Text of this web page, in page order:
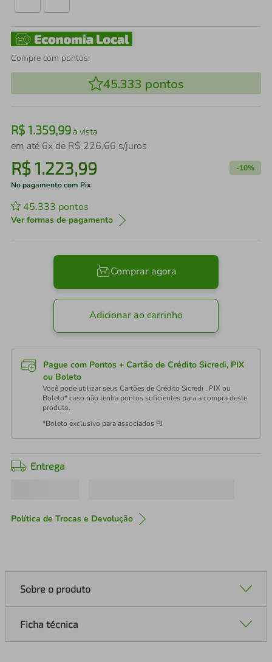
Compre com pontos:
45.333 pontos
R$ 1.359,99à vista
em até 6x de R$ 226,66 s/juros
R$1.223,99 -10%
No pagamento com Pix
45.333 pontos
Ver formas de pagamento
Comprar agora
Adicionar ao carrinho
Pague com Pontos + Cartão de Crédito Sicredi, PIX
ou Boleto
Você pode utilizar seus Cartões de Crédito Sicredi , PIX ou
Boleto* caso não tenha pontos suficientes para a compra deste
produto.
*Boleto exclusivo para associados PJ
Entrega
Política de Trocas e Devolução
Sobre o produto
Ficha técnica